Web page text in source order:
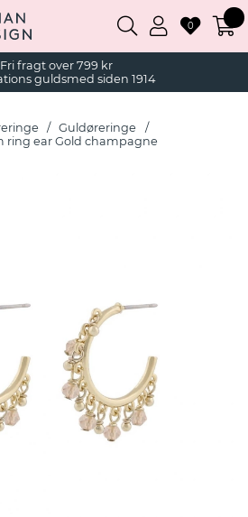
fragt over 799 kr
guldsmed siden 1914
0
Guldøreringe
ring ear Gold champagne